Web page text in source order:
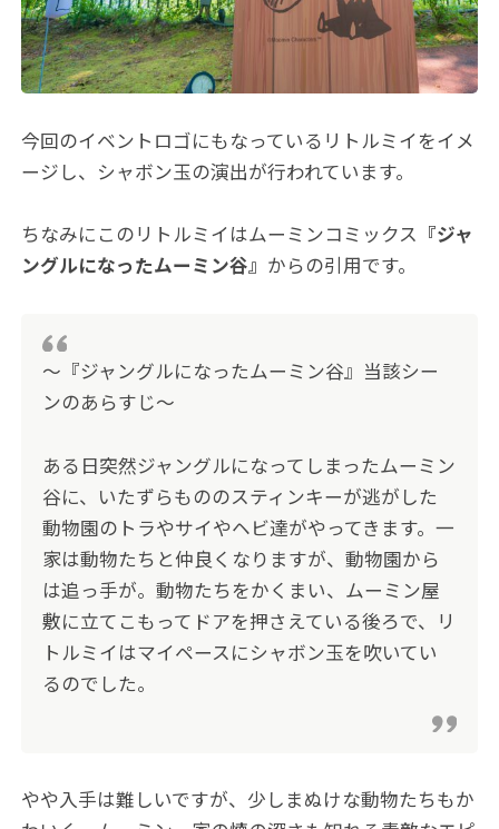
今回のイベントロゴにもなっているリトルミイをイメ
ージし、シャボン玉の演出が行われています。
ちなみにこのリトルミイはムーミンコミックス 『ジャ
ングルになったムーミン谷』 からの引用です。
〜『ジャングルになったムーミン谷』当該シー
ンのあらすじ〜
ある日突然ジャングルになってしまったムーミン
谷に、いたずらもののスティンキーが逃がした
動物園のトラやサイやヘビ達がやってきます。一
家は動物たちと仲良くなりますが、動物園から
は追っ手が。動物たちをかくまい、ムーミン屋
敷に立てこもってドアを押さえている後ろで、リ
トルミイはマイペースにシャボン玉を吹いてい
るのでした。
やや入手は難しいですが、少しまぬけな動物たちもか